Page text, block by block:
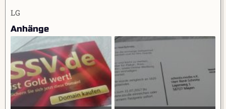
LG
Anhänge